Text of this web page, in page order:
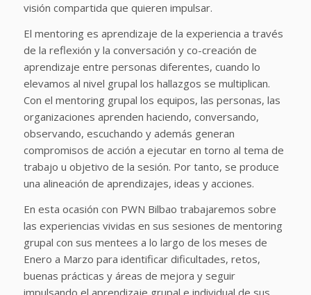
visión compartida que quieren impulsar.
El mentoring es aprendizaje de la experiencia a través
de la reflexión y la conversación y co-creación de
aprendizaje entre personas diferentes, cuando lo
elevamos al nivel grupal los hallazgos se multiplican.
Con el mentoring grupal los equipos, las personas, las
organizaciones aprenden haciendo, conversando,
observando, escuchando y además generan
compromisos de acción a ejecutar en torno al tema de
trabajo u objetivo de la sesión. Por tanto, se produce
una alineación de aprendizajes, ideas y acciones.
En esta ocasión con PWN Bilbao trabajaremos sobre
las experiencias vividas en sus sesiones de mentoring
grupal con sus mentees a lo largo de los meses de
Enero a Marzo para identificar dificultades, retos,
buenas prácticas y áreas de mejora y seguir
impulsando el aprendizaje grupal e individual de sus